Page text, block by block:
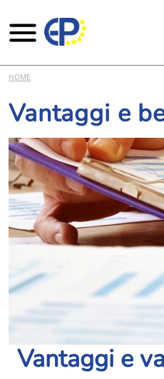
Salta al contenuto principale
HOME
Vantaggi e
Vantaggi e